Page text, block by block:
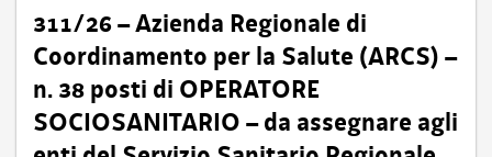
311/26 – Azienda Regionale di
Coordinamento per la Salute (ARCS) –
n. 38 posti di OPERATORE
SOCIOSANITARIO – da assegnare agli